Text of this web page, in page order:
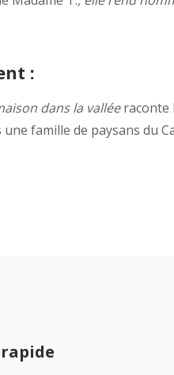
:
dans la valléeraconte
une famille de paysans du